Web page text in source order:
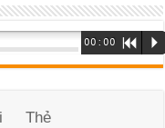
00:00 R P
Thẻ